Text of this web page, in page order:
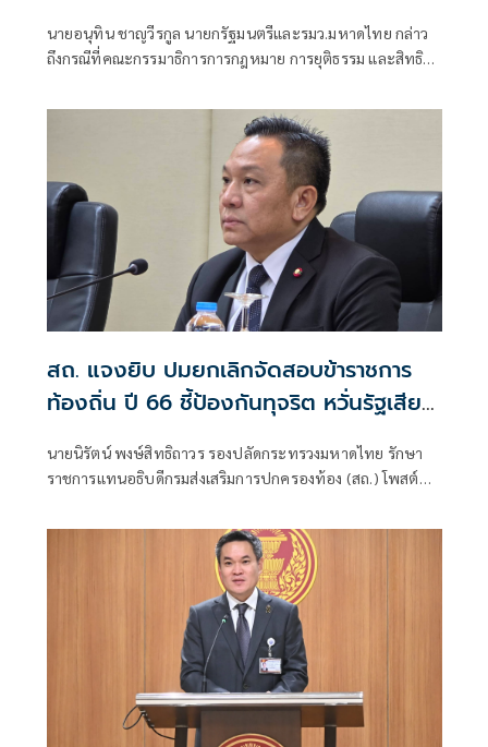
นายอนุทิน ชาญวีรกูล นายกรัฐมนตรีและรมว.มหาดไทย กล่าว
ถึงกรณีที่คณะกรรมาธิการการกฎหมาย การยุติธรรม และสิทธิ
กรรมาธิการ มีการอ้างชื่อนายกรัฐมนตรี เข้าไปเกี่ยวข้องกับการ
สถ. แจงยิบ ปมยกเลิกจัดสอบข้าราชการ
ท้องถิ่น ปี 66 ชี้ป้องกันทุจริต หวั่นรัฐเสีย
นายนิรัตน์ พงษ์สิทธิถาวร รองปลัดกระทรวงมหาดไทย รักษา
ราชการแทนอธิบดีกรมส่งเสริมการปกครองท้อง (สถ.) โพสต์
การจัดสอบแข่งขันเพื่อบรรจุบุคคลเป็นข้าราชการหรือพนักงาน
ส่วนท้องถิ่นประจำปี 2566​ ว่า